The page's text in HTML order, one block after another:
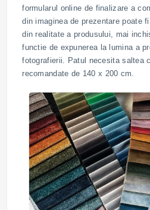
formularul online de finalizare a
din imaginea de prezentare poate
din realitate a produsului, mai
functie de expunerea la lumina a
fotografierii. Patul necesita saltea
recomandate de 140 x 200 cm.